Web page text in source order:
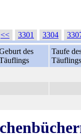
<< 3301 3304
des
Taufe
Täuflings